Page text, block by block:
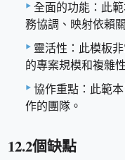
全面的功能：此
務協調、映射依賴
靈活性：此模板
的專案規模和複雜
協作重點：此範
作的團隊。
12.2個缺點